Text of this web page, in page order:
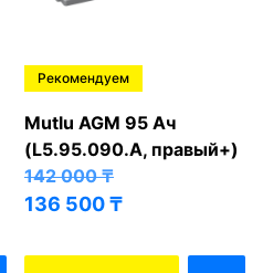
Рекомендуем
Mutlu AGM 95 Ач
(L5.95.090.A, правый+)
142 000₸
136 500₸